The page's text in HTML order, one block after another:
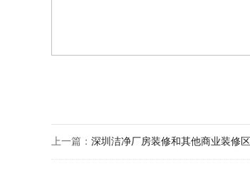
上一篇： 深圳洁净厂房装修和其他商业装修区